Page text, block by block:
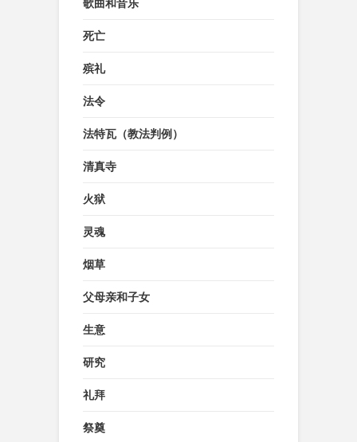
歌曲和音乐
死亡
殡礼
法令
法特瓦（教法判例）
清真寺
火狱
灵魂
烟草
父母亲和子女
生意
研究
礼拜
祭奠